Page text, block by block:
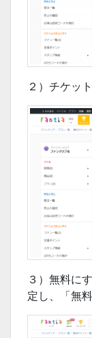
２）チケッ
３）無料に
定し、「無